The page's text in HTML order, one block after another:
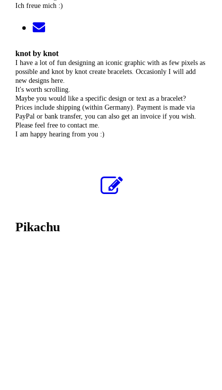
Ich freue mich :)
knot by knot
I have a lot of fun designing an iconic graphic with as few pixels as
possible and knot by knot create bracelets. Occasionly I will add
new designs here.
It's worth scrolling.
Maybe you would like a specific design or text as a bracelet?
Prices include shipping (within Germany). Payment is made via
PayPal or bank transfer, you can also get an invoice if you wish.
Please feel free to contact me.
I am happy hearing from you :)
Pikachu